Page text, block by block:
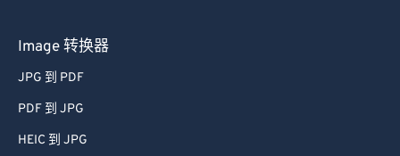
Image 转换器
JPG 到 PDF
PDF 到 JPG
HEIC 到 JPG